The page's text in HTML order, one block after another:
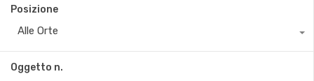
Posizione
Alle Orte
Oggetto n.